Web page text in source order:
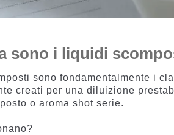
sono i liquidi
sono fondamentalmente i
creati per una diluizione
o aroma shot serie.